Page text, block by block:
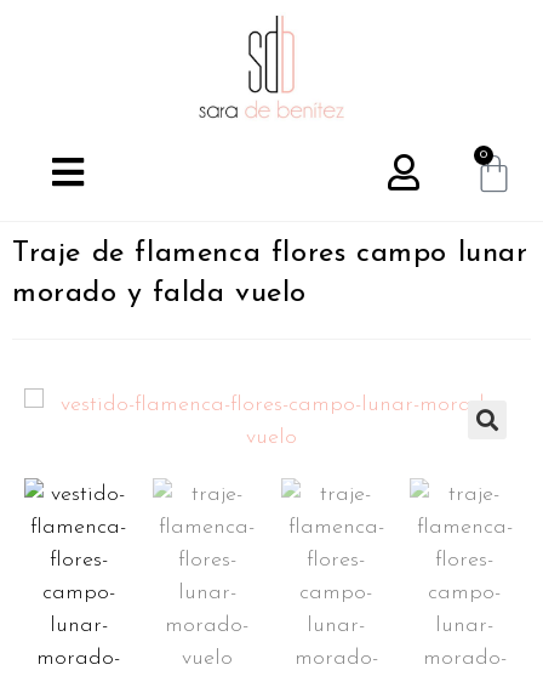
0
Traje de flamenca flores campo lunar
morado y falda vuelo